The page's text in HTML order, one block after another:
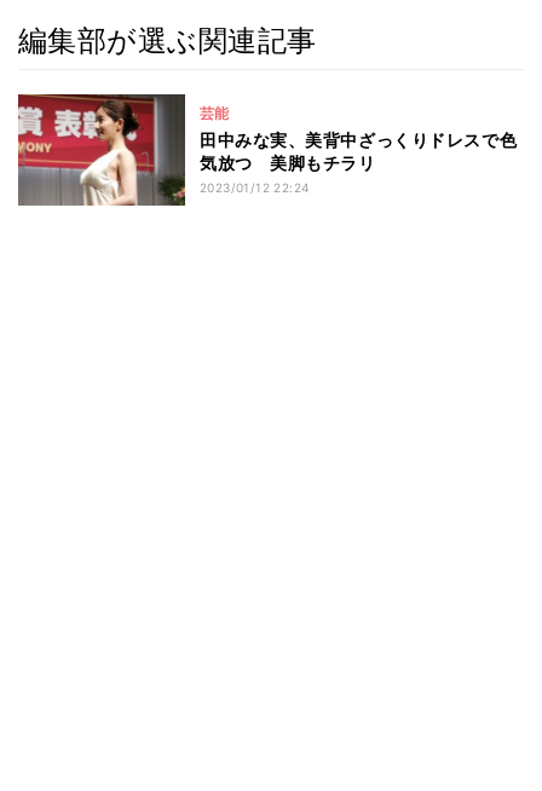
編集部が選ぶ関連記事
芸能
田中みな実、美背中ざっくりドレスで色
気放つ 美脚もチラリ
2023/01/12 22:24